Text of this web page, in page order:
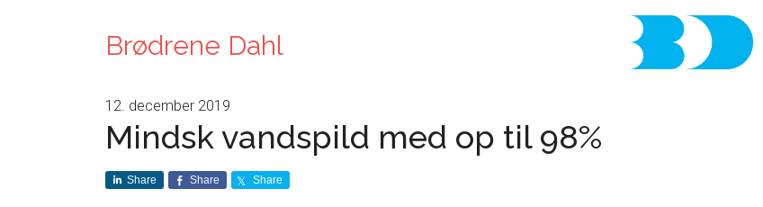
Brødrene Dahl
12. december 2019
Mindsk vandspild med op til 98%
Share Share Share